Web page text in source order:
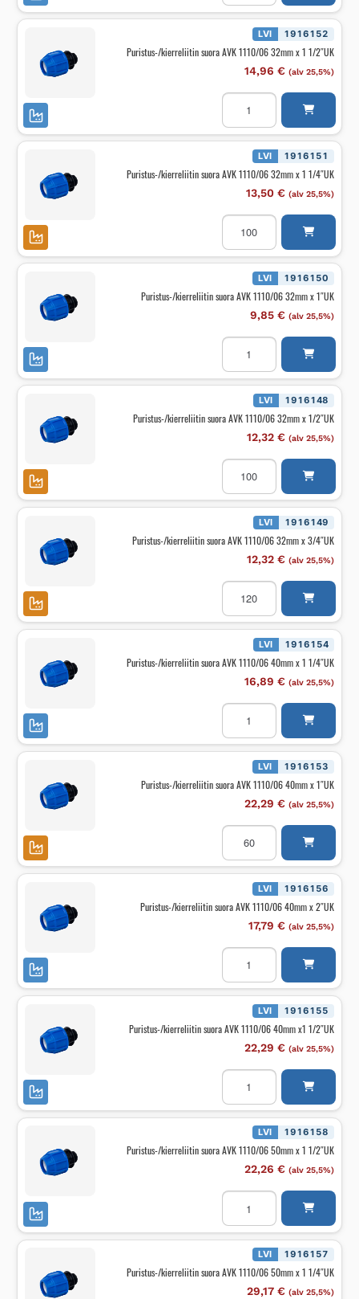
1110/06
25mm
3/4"UK
määrä
LVI 1916152
Puristus-/kierreliitin suora AVK 1110/06 32mm x 1 1/2″UK
14,96 € (alv 25,5%)
Puristus-/kierreliitin
suora
1110/06
32mm
1/2"UK
määrä
LVI 1916151
Puristus-/kierreliitin suora AVK 1110/06 32mm x 1 1/4″UK
13,50 € (alv 25,5%)
Puristus-/kierreliitin
suora
1110/06
32mm
1/4"UK
määrä
LVI 1916150
Puristus-/kierreliitin suora AVK 1110/06 32mm x 1″UK
9,85 € (alv 25,5%)
Puristus-/kierreliitin
suora
1110/06
32mm
määrä
LVI 1916148
Puristus-/kierreliitin suora AVK 1110/06 32mm x 1/2″UK
12,32 € (alv 25,5%)
Puristus-/kierreliitin
suora
1110/06
32mm
1/2"UK
määrä
LVI 1916149
Puristus-/kierreliitin suora AVK 1110/06 32mm x 3/4″UK
12,32 € (alv 25,5%)
Puristus-/kierreliitin
suora
1110/06
32mm
3/4"UK
määrä
LVI 1916154
Puristus-/kierreliitin suora AVK 1110/06 40mm x 1 1/4″UK
16,89 € (alv 25,5%)
Puristus-/kierreliitin
suora
1110/06
40mm
1/4"UK
määrä
LVI 1916153
Puristus-/kierreliitin suora AVK 1110/06 40mm x 1″UK
22,29 € (alv 25,5%)
Puristus-/kierreliitin
suora
1110/06
40mm
määrä
LVI 1916156
Puristus-/kierreliitin suora AVK 1110/06 40mm x 2″UK
17,79 € (alv 25,5%)
Puristus-/kierreliitin
suora
1110/06
40mm
määrä
LVI 1916155
Puristus-/kierreliitin suora AVK 1110/06 40mm x1 1/2″UK
22,29 € (alv 25,5%)
Puristus-/kierreliitin
suora
1110/06
40mm
1/2"UK
määrä
LVI 1916158
Puristus-/kierreliitin suora AVK 1110/06 50mm x 1 1/2″UK
22,26 € (alv 25,5%)
Puristus-/kierreliitin
suora
AVK
1110/06
50mm
1/2"UK
määrä
LVI 1916157
Puristus-/kierreliitin suora AVK 1110/06 50mm x 1 1/4″UK
29,17 € (alv 25,5%)